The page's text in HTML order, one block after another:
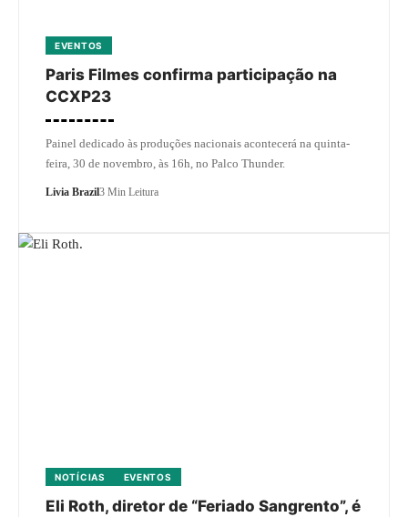
EVENTOS
Paris Filmes confirma participação na
CCXP23
Painel dedicado às produções nacionais acontecerá na quinta-
feira, 30 de novembro, às 16h, no Palco Thunder.
Livia Brazil3 Min Leitura
NOTÍCIAS EVENTOS
Eli Roth, diretor de “Feriado Sangrento”, é